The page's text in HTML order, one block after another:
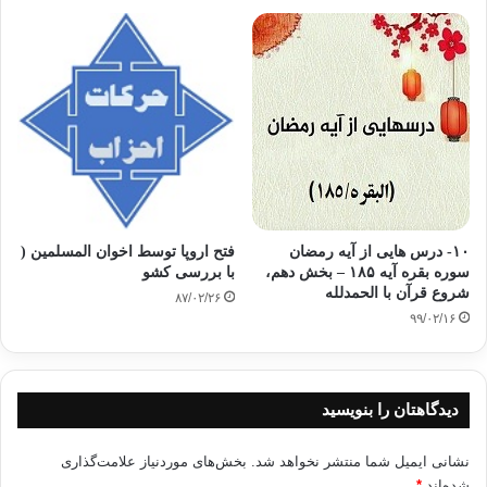
له‌ ته‌فسیری – الخازن- دا ، به‌رگی دووه‌م
، لاپه‌رِه‌ (328) ده‌ڵیَت: (الجودی: وهو جبل بالجزیره‌ قرب الموصل) له‌ ته‌فسیری
– النسفی – دا هاتووه‌: (وهو جبل بالموصل) . له‌كتیَبی – قصص الانبیاء – ی
(عبدالوهاب النجار)یش دا هاتووه‌: (جبل الجودی فی نواحی دیار بكر من بلاد
الجزیره‌)
ویَرِای ئه‌مه‌ش، كوردستان خاوه‌نی خیَرو به‌ره‌كه‌ت و فه‌رِی هه‌میشه‌یىیه‌، هه‌ر
وه‌كو خوای گه‌وره‌ ده‌فه‌رمویَت:
[قیل یا نوح اهبط بسلام منا وبركات علیك وعلى
روون ده‌بیَته‌وه‌ كه‌ ئه‌و نیعمه‌ت و به‌ره‌كه‌ته‌ی خوای گه‌وره‌ به‌ كوردستانی
١٠- درس هایی از آیه رمضان
سوره بقره آیه ۱۸۵ – بخش دهم،
شروع قرآن با الحمدلله
۹۹/۰۲/۱۶
فتح اروپا توسط اخوان المسلمين (
با بررسی کشو
۸۷/۰۲/۲۶
دیدگاهتان را بنویسید
نشانی ایمیل شما منتشر نخواهد شد. بخش‌های موردنیاز علامت‌گذاری